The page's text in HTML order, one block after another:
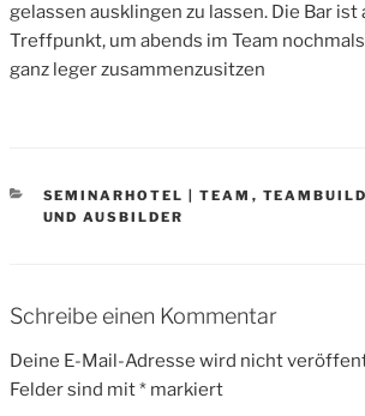
gelassen ausklingen zu lassen. Die Bar
Treffpunkt, um abends im Team
ganz leger zusammenzusitzen
CATEGORIES
SEMINARHOTEL | TEAM ,
UND AUSBILDER
Schreibe einen Kommentar
Deine E-Mail-Adresse wird nicht
Felder sind mit* markiert